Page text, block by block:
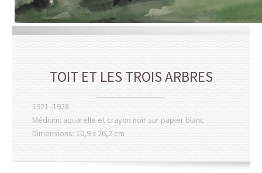
TOIT ET LES TROIS ARBRES
1921 -1928
Médium: aquarelle et crayon noir sur papier blanc
Dimensions: 10,9 x 26,2 cm